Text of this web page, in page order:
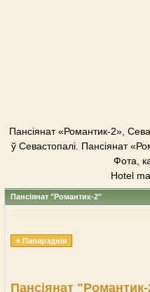
Пансіянат «Романтик-2»,
ў Севастопалі. Пансіянат
Фота,
Hotel
Пансіянат "Романтик-2"
« Папярэднія
Пансіянат